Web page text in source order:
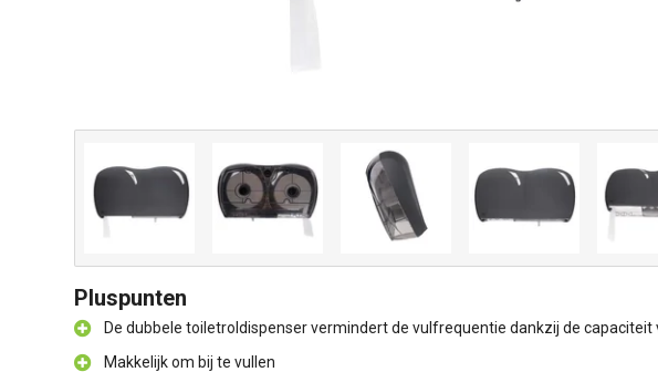
Pluspunten
De dubbele toiletroldispenser vermindert de vulfrequentie dankzij de capaciteit
Makkelijk om bij te vullen